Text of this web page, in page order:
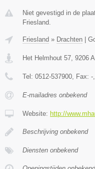
Niet gevestigd in de
Friesland.
Friesland » Drachten
Het Helmhout 57, 9206
Tel: 0512-537900, Fax: -
E-mailadres onbekend
Website: http://
Beschrijving onbekend
Diensten onbekend